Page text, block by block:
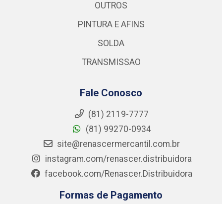
OUTROS
PINTURA E AFINS
SOLDA
TRANSMISSAO
Fale Conosco
(81) 2119-7777
(81) 99270-0934
site@renascermercantil.com.br
instagram.com/renascer.distribuidora
facebook.com/Renascer.Distribuidora
Formas de Pagamento